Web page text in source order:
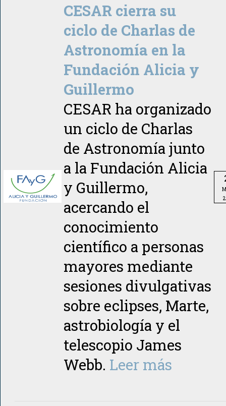
CESAR cierra su
ciclo de Charlas de
Astronomía en la
Fundación Alicia y
Guillermo
CESAR ha organizado
un ciclo de Charlas
de Astronomía junto
a la Fundación Alicia
y Guillermo,
acercando el
conocimiento
científico a personas
mayores mediante
sesiones divulgativas
sobre eclipses, Marte,
astrobiología y el
telescopio James
Webb. Leer más